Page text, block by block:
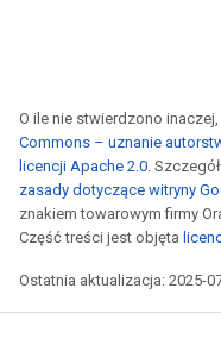
O ile nie stwierdzono
Commons – uznanie
licencji Apache 2.0.
zasady dotyczące witryny
znakiem towarowym firmy
Część treści jest objęta
Ostatnia aktualizacja: 2025-